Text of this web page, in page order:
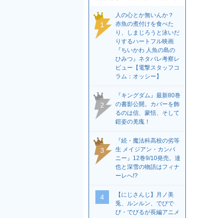
1
人の心とか無いんか？
赤魚の煮付けを食べた
り、しまじろうと泳いだ
りするハートフル映画
『ちいかわ 人魚の島の
ひみつ』ネタバレ考察レ
ビュー【電撃スタッフコ
ラム：オッシー】
2
『キングダム』最新80巻
の書影公開。カバーを飾
るのは信、蒙恬、そして
鎧姿の羌瘣！
3
『続・魔法科高校の劣等
生 メイジアン・カンパ
ニー』12巻9/10発売。達
也と深雪の物語はフィナ
ーレへ!?
4
【にじさんじ】月ノ美
兎、ルンルン、でびで
び・でびるが長編アニメ